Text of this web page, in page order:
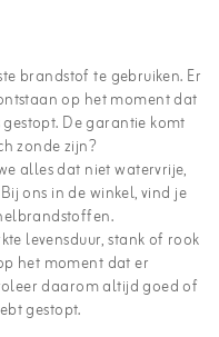
brandstof te gebruiken. Er
op het moment dat
De garantie komt
zonde zijn?
alles dat niet watervrije,
ons in de winkel, vind je
levensduur, stank of rook
het moment dat er
daarom altijd goed of
gestopt.